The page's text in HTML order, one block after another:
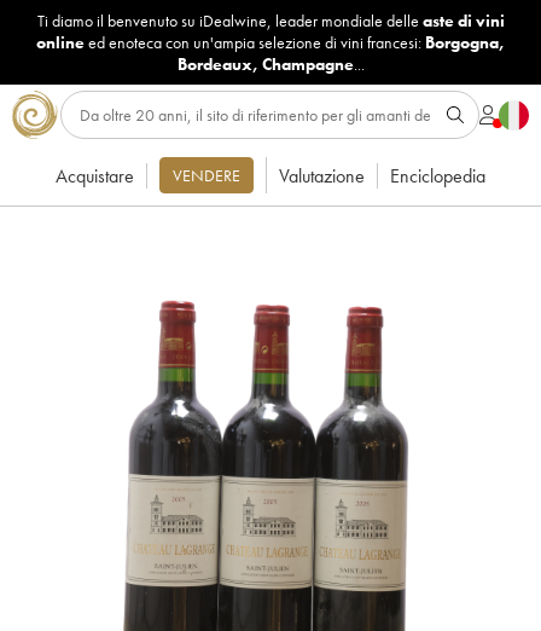
Ti diamo il benvenuto su iDealwine, leader mondiale delle aste di vini
onlineed enoteca con un'ampia selezione di vini francesi: Borgogna,
Bordeaux, Champagne...
Acquistare VENDERE Valutazione Enciclopedia